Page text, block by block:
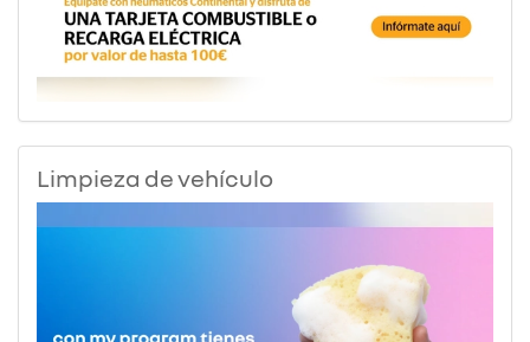
Limpieza de vehículo